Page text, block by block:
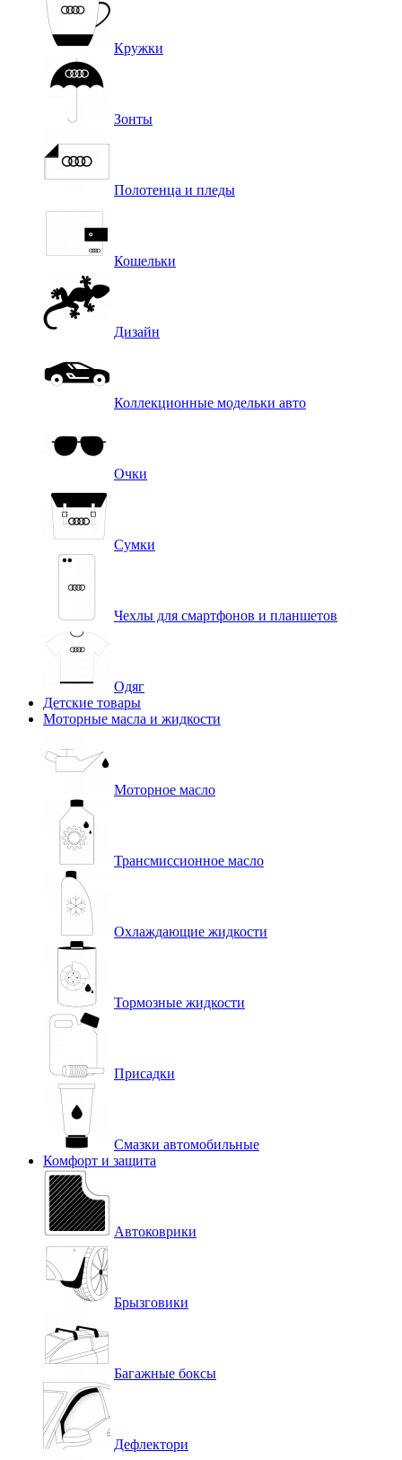
Кружки
Зонты
Полотенца и пледы
Кошельки
Дизайн
Коллекционные модельки авто
Очки
Сумки
Чехлы для смартфонов и планшетов
Одяг
Детские товары
Моторные масла и жидкости
Моторное масло
Трансмиссионное масло
Охлаждающие жидкости
Тормозные жидкости
Присадки
Смазки автомобильные
Комфорт и защита
Автоковрики
Брызговики
Багажные боксы
Дефлектори